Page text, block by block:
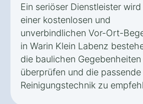
Ein seriöser Dienstleister
einer kostenlosen und
unverbindlichen Vor-Ort-
in Warin Klein Labenz
die baulichen Gegebenheiten
überprüfen und die passende
Reinigungstechnik zu